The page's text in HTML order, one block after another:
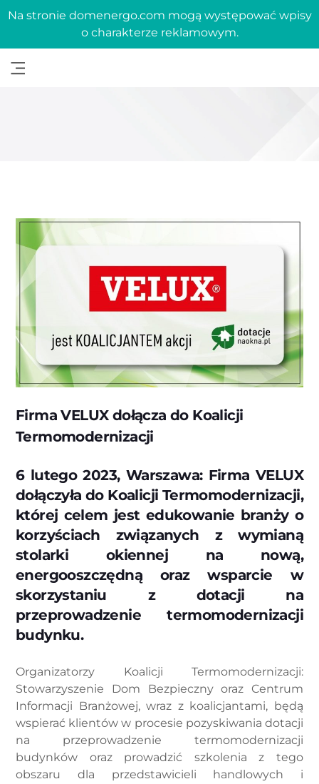
Na stronie domenergo.com mogą występować wpisy
o charakterze reklamowym.
Firma VELUX dołącza do Koalicji
Termomodernizacji
6 lutego 2023, Warszawa: Firma VELUX
dołączyła do Koalicji Termomodernizacji,
której celem jest edukowanie branży o
korzyściach związanych z wymianą
stolarki okiennej na nową,
energooszczędną oraz wsparcie w
skorzystaniu z dotacji na
przeprowadzenie termomodernizacji
budynku.
Organizatorzy Koalicji Termomodernizacji:
Stowarzyszenie Dom Bezpieczny oraz Centrum
Informacji Branżowej, wraz z koalicjantami, będą
wspierać klientów w procesie pozyskiwania dotacji
na przeprowadzenie termomodernizacji
budynków oraz prowadzić szkolenia z tego
obszaru dla przedstawicieli handlowych i